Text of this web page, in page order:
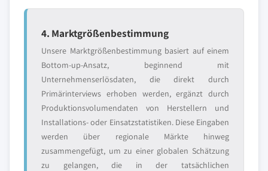
4. Marktgrößenbestimmung
Unsere Marktgrößenbestimmung basiert auf einem
Bottom-up-Ansatz, beginnend mit
Unternehmenserlösdaten, die direkt durch
Primärinterviews erhoben werden, ergänzt durch
Produktionsvolumendaten von Herstellern und
Installations- oder Einsatzstatistiken. Diese Eingaben
werden über regionale Märkte hinweg
zusammengefügt, um zu einer globalen Schätzung
zu gelangen, die in der tatsächlichen